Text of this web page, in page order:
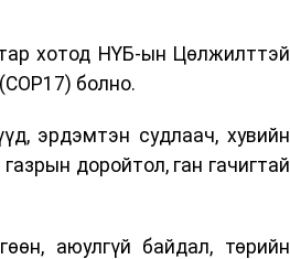
хотод НҮБ-ын Цөлжилттэй
болно.
эрдэмтэн судлаач, хувийн
доройтол, ган гачигтай
аюулгүй байдал, төрийн